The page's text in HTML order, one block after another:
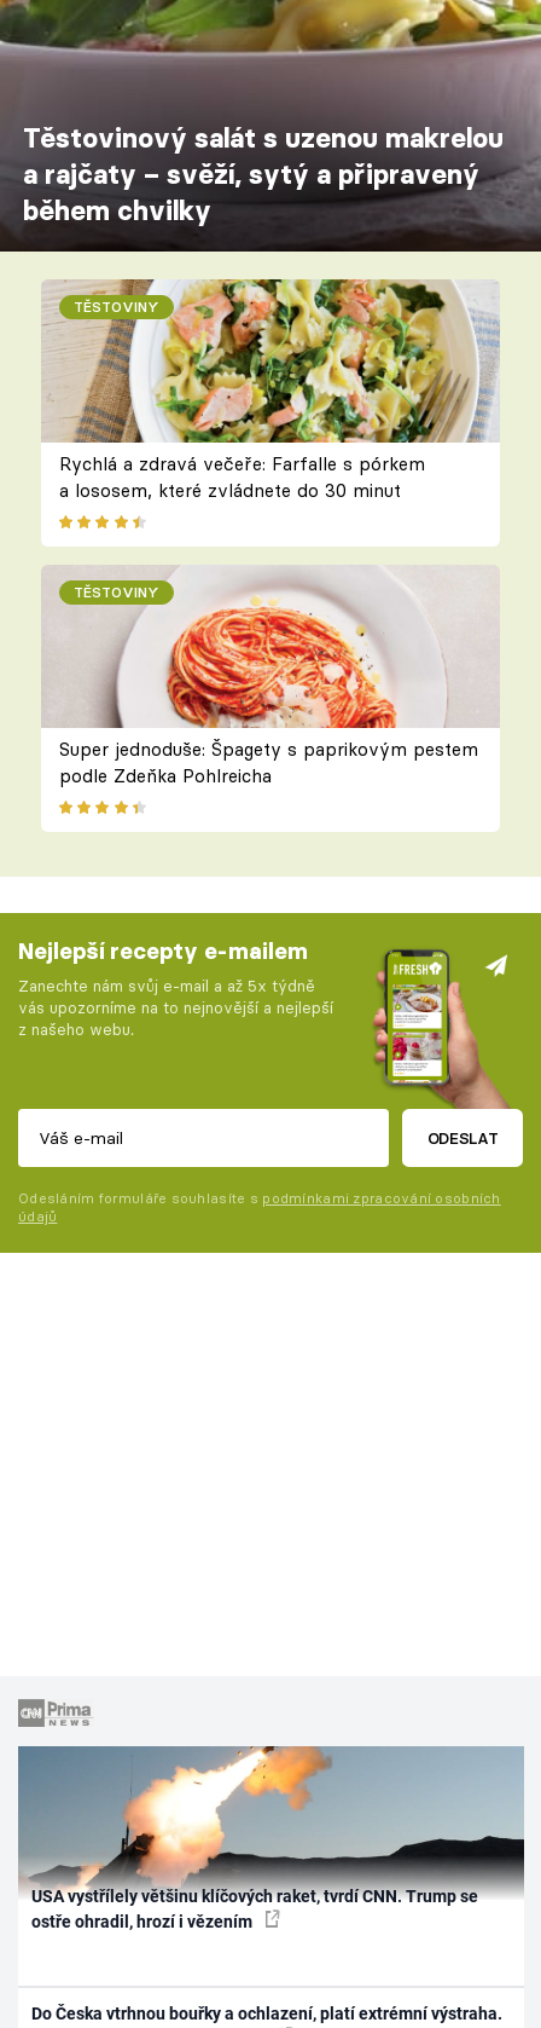
Těstovinový salát s uzenou makrelou
a rajčaty – svěží, sytý a připravený
během chvilky
TĚSTOVINY
Rychlá a zdravá večeře: Farfalle s pórkem
a lososem, které zvládnete do 30 minut
TĚSTOVINY
Super jednoduše: Špagety s paprikovým pestem
podle Zdeňka Pohlreicha
Nejlepší recepty e-mailem
Zanechte nám svůj e-mail a až 5x týdně
vás upozorníme na to nejnovější a nejlepší
z našeho webu.
ODESLAT
Odesláním formuláře souhlasíte s podmínkami zpracování osobních
údajů
USA vystřílely většinu klíčových raket, tvrdí CNN. Trump se
ostře ohradil, hrozí i vězením
Do Česka vtrhnou bouřky a ochlazení, platí extrémní výstraha.